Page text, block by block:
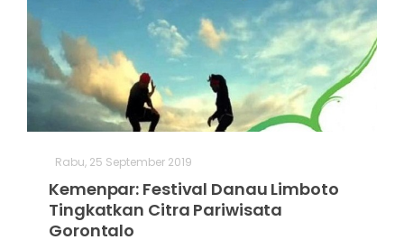
Rabu, 25 September 2019
Kemenpar: Festival Danau Limboto
Tingkatkan Citra Pariwisata
Gorontalo